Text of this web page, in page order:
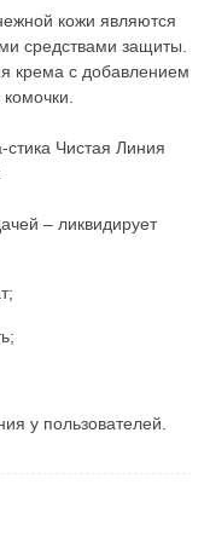
кожи являются
средствами защиты.
крема с добавлением
комочки.
Чистая Линия
– ликвидирует
у пользователей.